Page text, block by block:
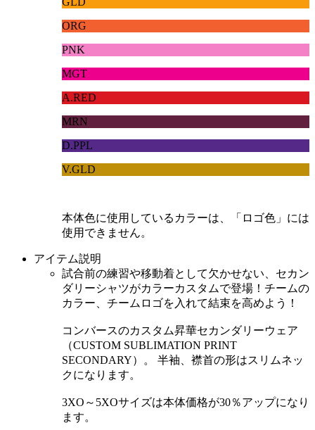
ORG
PNK
MGT
A.RED
MRN
D.PPL
V.GLD
本体色に使用しているカラーは、「ロゴ色」には
使用できません。
アイテム説明
試合前の練習や移動着として欠かせない、セカン
ダリーシャツがカラーカスタムで登場！チームの
カラー、チームロゴを入れて結束を高めよう！
コンバースのカスタム昇華セカンダリーウェア
（CUSTOM SUBLIMATION PRINT
SECONDARY）。 半袖、襟首の形はスリムネッ
クになります。
3XO～5XOサイズは本体価格が30％アップになり
ます。